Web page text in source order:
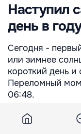
Наступил
день в году
Сегодня -
или зимнее
короткий день и
Переломный
06:48.